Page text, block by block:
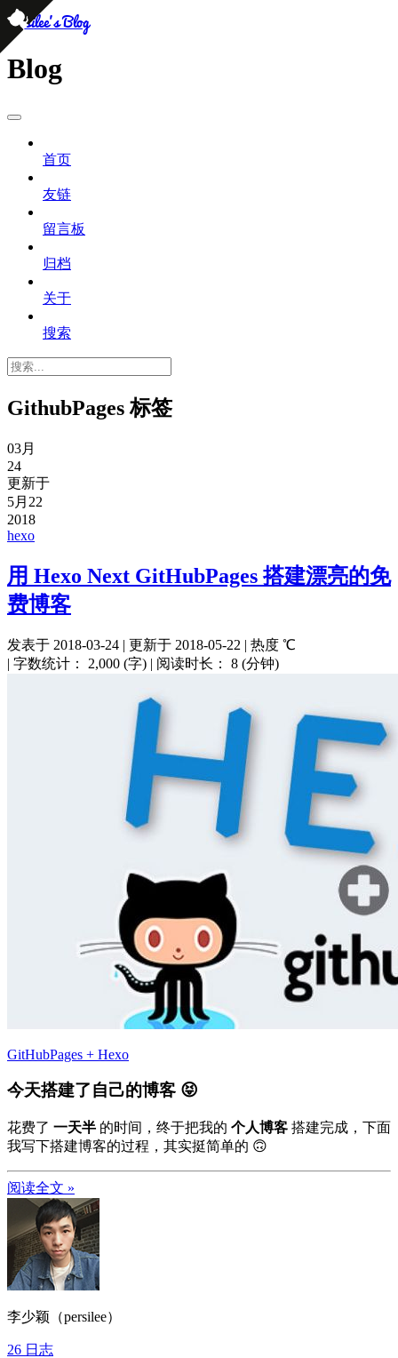
persilee's Blog
Blog
首页
友链
留言板
归档
关于
搜索
GithubPages标签
03月
24
更新于
5月22
2018
hexo
用 Hexo Next GitHubPages 搭建漂亮的免
费博客
发表于 2018-03-24 | 更新于 2018-05-22 | 热度 ℃
| 字数统计： 2,000 (字) | 阅读时长： 8 (分钟)
GitHubPages + Hexo
今天搭建了自己的博客 😝
花费了 一天半 的时间，终于把我的 个人博客 搭建完成，下面
我写下搭建博客的过程，其实挺简单的 🙃
阅读全文 »
李少颖（persilee）
26 日志